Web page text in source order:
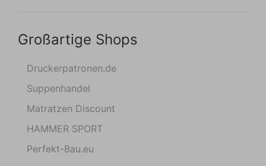
Großartige Shops
Druckerpatronen.de
Suppenhandel
Matratzen Discount
HAMMER SPORT
Perfekt-Bau.eu